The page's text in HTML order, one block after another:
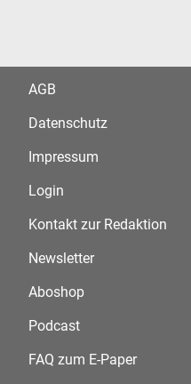
AGB
Datenschutz
Impressum
Login
Kontakt zur Redaktion
Newsletter
Aboshop
Podcast
FAQ zum E-Paper